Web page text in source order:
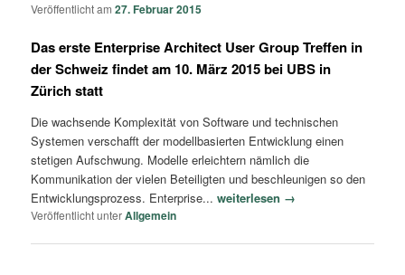
Veröffentlicht am27. Februar 2015
Das erste Enterprise Architect User Group Treffen in
der Schweiz findet am 10. März 2015 bei UBS in
Zürich statt
Die wachsende Komplexität von Software und technischen
Systemen verschafft der modellbasierten Entwicklung einen
stetigen Aufschwung. Modelle erleichtern nämlich die
Kommunikation der vielen Beteiligten und beschleunigen so den
Entwicklungsprozess. Enterprise...weiterlesen →
Veröffentlicht unterAllgemein